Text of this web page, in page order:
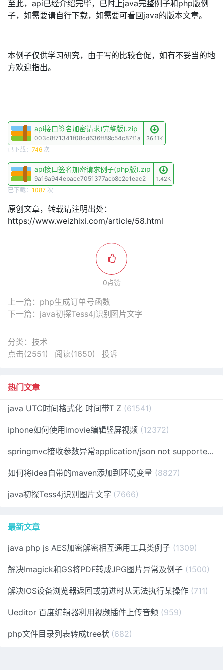
至此，api已经介绍完毕，已附上java完整例子和php版例
子，如需要请自行下载，如需要可看回java的版本文章。
本例子仅供学习研究，由于写的比较仓促，如有不妥当的地
方欢迎指出。
api接口签名加密请求(完整版).zip
003c8f71341f08cd636ff89c54c87f1a 36.11K
已下载： 746 次
api接口签名加密请求例子(php版).zip
9a16a944ebacc7051377adb8c2e1eac2 1.42K
已下载： 1087 次
原创文章，转载请注明出处：
https://www.weizhixi.com/article/58.html
0点赞
上一篇： php生成订单号函数
下一篇： java初探Tess4j识别图片文字
分类： 技术
点击(2551)
阅读(1650) 投诉
热门文章
java UTC时间格式化 时间带T Z (61541)
iphone如何使用imovie编辑竖屏视频 (12372)
springmvc接收参数异常application/json not supported
如何将idea自带的maven添加到环境变量 (8827)
java初探Tess4j识别图片文字 (7666)
最新文章
java php js AES加密解密相互通用工具类例子 (1309)
解决Imagick和GS将PDF转成JPG图片异常及例子 (1500)
解决IOS设备浏览器返回或前进时从无法执行某操作 (711)
Ueditor 百度编辑器利用视频插件上传音频 (959)
php文件目录列表转成tree状 (682)